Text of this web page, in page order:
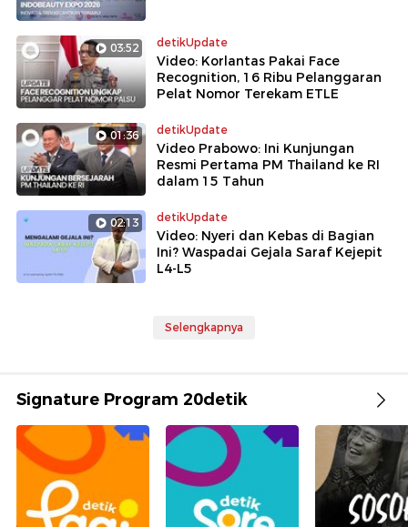
03:52 detikUpdate
Video: Korlantas Pakai Face
Recognition, 16 Ribu Pelanggaran
Pelat Nomor Terekam ETLE
01:36 detikUpdate
Video Prabowo: Ini Kunjungan
Resmi Pertama PM Thailand ke RI
dalam 15 Tahun
02:13 detikUpdate
Video: Nyeri dan Kebas di Bagian
Ini? Waspadai Gejala Saraf Kejepit
L4-L5
Selengkapnya
Signature Program 20detik